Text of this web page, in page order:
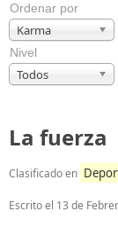
Ordenar por
Karma
Nivel
Todos
La fuerza
Clasificado en
Escrito el 13 de